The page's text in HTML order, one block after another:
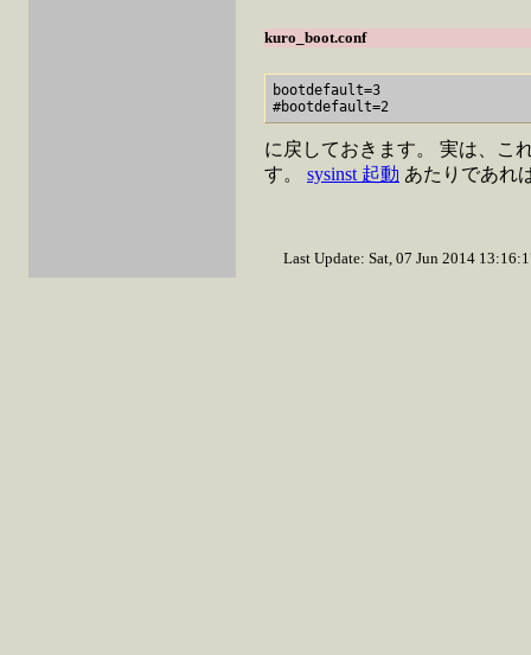
kuro_boot.conf
bootdefault=3
に戻しておきます。 実は、こ
す。 sysinst 起動 あたりであれ
Last Update: Sat, 07 Jun 2014